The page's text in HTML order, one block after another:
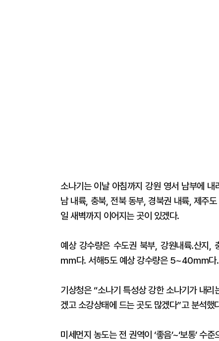
소나기는 이날 아침까지 강원 영서 남부에
남 내륙, 충북, 전북 동부, 경북권 내륙, 제주
일 새벽까지 이어지는 곳이 있겠다.
예상 강수량은 수도권 북부, 강원내륙.산지
㎜다. 서해5도 예상 강수량은 5~40㎜다.
기상청은 “소나기 특성상 강한 소나기가 내
겠고 소강상태에 드는 곳도 많겠다”고 분석했
미세먼지 농도는 전 권역이 ‘좋음’~‘보통’ 수